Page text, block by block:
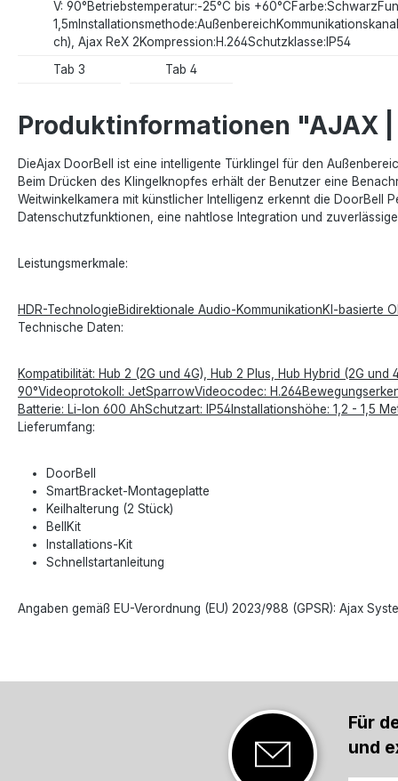
V: 90°Betriebstemperatur:-25°C bis
ch), Ajax ReX 2Kompression:H.264Schutzklasse:IP54
Tab 3
Tab 4
Produktinformationen "AJAX
DieAjax DoorBell ist eine intelligente Türklingel für den
Beim Drücken des Klingelknopfes erhält der Benutzer eine
Weitwinkelkamera mit künstlicher Intelligenz erkennt die DoorBell
Datenschutzfunktionen, eine nahtlose Integration und
Leistungsmerkmale:
HDR-TechnologieBidirektionale Audio-KommunikationKI-basierte
Technische Daten:
Kompatibilität: Hub 2 (2G und 4G), Hub 2 Plus, Hub Hybrid (2G
90°Videoprotokoll: JetSparrowVideocodec:
Batterie: Li-Ion 600 AhSchutzart: IP54Installationshöhe: 1,2 - 1,5
Lieferumfang:
DoorBell
SmartBracket-Montageplatte
Keilhalterung (2 Stück)
BellKit
Installations-Kit
Schnellstartanleitung
Angaben gemäß EU-Verordnung (EU) 2023/988 (GPSR): Ajax
Für
und